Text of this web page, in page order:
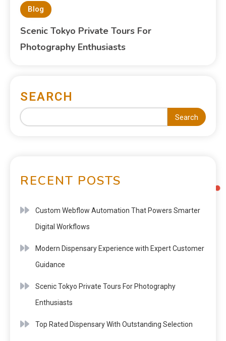
Blog
Scenic Tokyo Private Tours For
Photography Enthusiasts
SEARCH
Search
RECENT POSTS
Custom Webflow Automation That Powers Smarter
Digital Workflows
Modern Dispensary Experience with Expert Customer
Guidance
Scenic Tokyo Private Tours For Photography
Enthusiasts
Top Rated Dispensary With Outstanding Selection